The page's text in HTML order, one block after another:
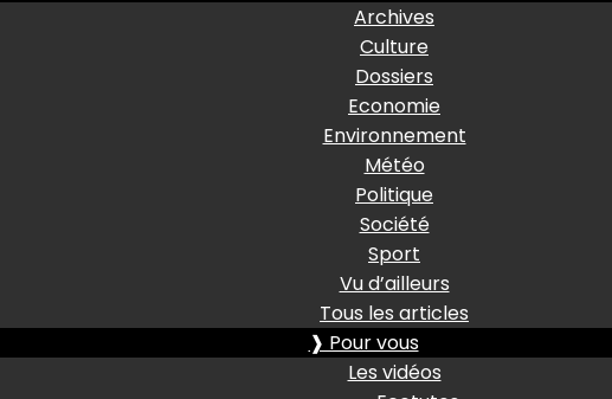
Archives
Culture
Dossiers
Economie
Environnement
Météo
Politique
Société
Sport
Vu d’ailleurs
Tous les articles
❱ Pour vous
Les vidéos